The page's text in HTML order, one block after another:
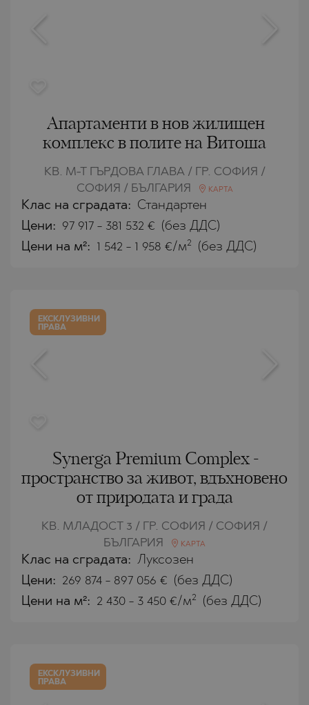
Апартаменти в нов жилищен
комплекс в полите на Витоша
КВ. М-Т ГЪРДОВА ГЛАВА / ГР. СОФИЯ /
СОФИЯ / БЪЛГАРИЯ
КАРТА
Клас на сградата: Стандартен
Цени: 97 917 - 381 532 € (без ДДС)
Цени на м²: 1 542 - 1 958 €/м2 (без ДДС)
ЕКСКЛУЗИВНИ
ПРАВА
Synerga Premium Complex -
пространство за живот, вдъхновено
от природата и града
КВ. МЛАДОСТ 3 / ГР. СОФИЯ / СОФИЯ /
БЪЛГАРИЯ
КАРТА
Клас на сградата: Луксозен
Цени: 269 874 - 897 056 € (без ДДС)
Цени на м²: 2 430 - 3 450 €/м2 (без ДДС)
ЕКСКЛУЗИВНИ
ПРАВА